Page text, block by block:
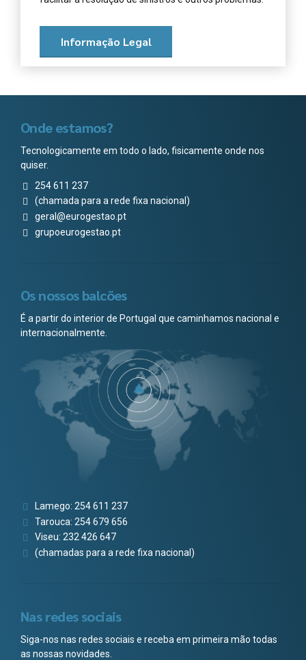
Informação Legal
Onde estamos?
Tecnologicamente em todo o lado, fisicamente onde nos
quiser.
254 611 237
(chamada para a rede fixa nacional)
geral@eurogestao.pt
grupoeurogestao.pt
Os nossos balcões
É a partir do interior de Portugal que caminhamos nacional e
internacionalmente.
Lamego: 254 611 237
Tarouca: 254 679 656
Viseu: 232 426 647
(chamadas para a rede fixa nacional)
Nas redes sociais
Siga-nos nas redes sociais e receba em primeira mão todas
as nossas novidades.